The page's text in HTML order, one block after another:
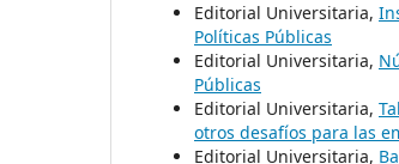
Editorial Universitaria,
Políticas Públicas
Editorial Universitaria,
Públicas
Editorial Universitaria,
otros desafíos para las
Editorial Universitaria,